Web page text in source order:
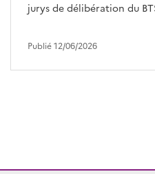
jurys de délibération du
Publié 12/06/2026